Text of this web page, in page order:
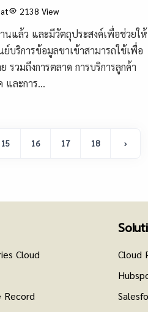
2138 View
นแล้ว และมีวัตถุประสงค์เพื่อช่วยให้
บริการข้อมูลขาเข้าสามารถใช้เพื่อ
รวมถึงการตลาด การบริการลูกค้า
และการ...
15 16 17 18 ›
Cloud
Record
Cloud